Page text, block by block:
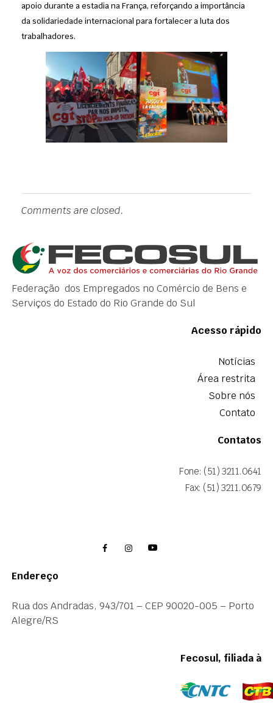
apoio durante a estadia na França, reforçando a importância
da solidariedade internacional para fortalecer a luta dos
trabalhadores.
Comments are closed.
Federação dos Empregados no Comércio de Bens e
Serviços do Estado do Rio Grande do Sul
Acesso rápido
Notícias
Área restrita
Sobre nós
Contato
Contatos
Fone: (51) 3211.0641
Fax: (51) 3211.0679
Endereço
Rua dos Andradas, 943/701 – CEP 90020-005 – Porto
Alegre/RS
Fecosul, filiada à